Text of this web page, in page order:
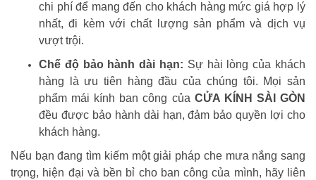
chi phí để mang đến cho khách hàng mức giá hợp lý
nhất, đi kèm với chất lượng sản phẩm và dịch vụ
vượt trội.
Chế độ bảo hành dài hạn: Sự hài lòng của khách
hàng là ưu tiên hàng đầu của chúng tôi. Mọi sản
phẩm mái kính ban công của CỬA KÍNH SÀI GÒN
đều được bảo hành dài hạn, đảm bảo quyền lợi cho
khách hàng.
Nếu bạn đang tìm kiếm một giải pháp che mưa nắng sang
trọng, hiện đại và bền bỉ cho ban công của mình, hãy liên